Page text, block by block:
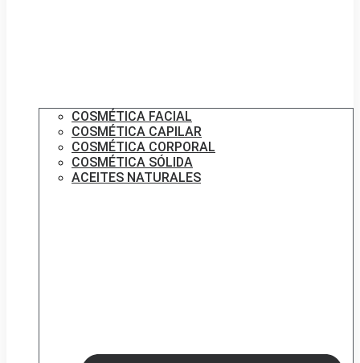
COSMÉTICA FACIAL
COSMÉTICA CAPILAR
COSMÉTICA CORPORAL
COSMÉTICA SÓLIDA
ACEITES NATURALES